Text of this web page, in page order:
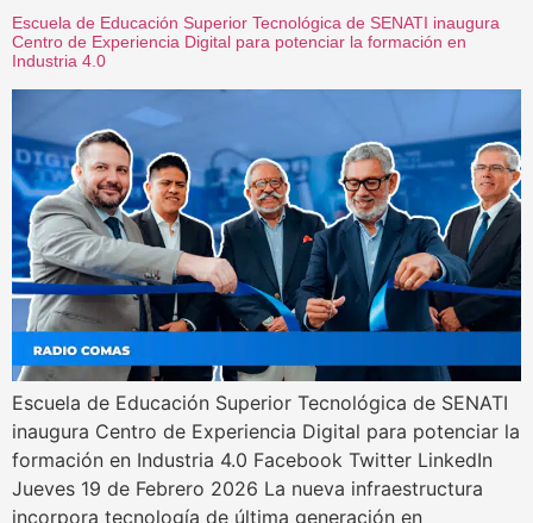
Escuela de Educación Superior Tecnológica de SENATI inaugura
Centro de Experiencia Digital para potenciar la formación en
Industria 4.0
Escuela de Educación Superior Tecnológica de SENATI
inaugura Centro de Experiencia Digital para potenciar la
formación en Industria 4.0 Facebook Twitter LinkedIn
Jueves 19 de Febrero 2026 La nueva infraestructura
incorpora tecnología de última generación en